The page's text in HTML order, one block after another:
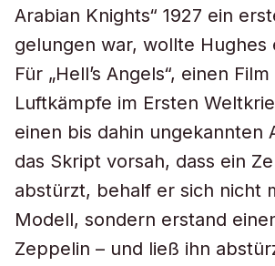
Arabian Knights“ 1927 ein
gelungen war, wollte Hughes
Für „Hell’s Angels“, einen
Luftkämpfe im Ersten
einen bis dahin ungekannten
das Skript vorsah, dass ein
abstürzt, behalf er sich nicht
Modell, sondern erstand
Zeppelin – und ließ ihn